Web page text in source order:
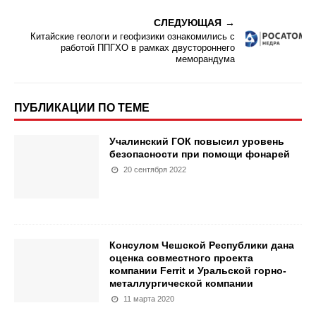
СЛЕДУЮЩАЯ
Китайские геологи и геофизики ознакомились с
работой ППГХО в рамках двустороннего
меморандума
ПУБЛИКАЦИИ ПО ТЕМЕ
Учалинский ГОК повысил уровень
безопасности при помощи фонарей
20 сентября 2022
Консулом Чешской Республики дана
оценка совместного проекта
компании Ferrit и Уральской горно-
металлургической компании
11 марта 2020